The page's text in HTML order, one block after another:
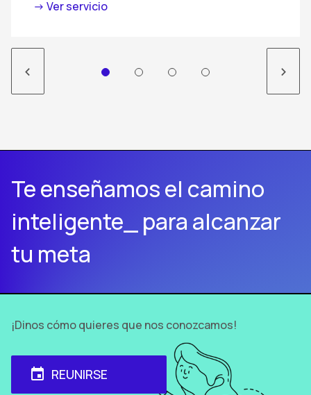
-> Ver servicio
< >
Te enseñamos el camino
inteligente_ para alcanzar
tu meta
¡Dinos cómo quieres que nos conozcamos!
event REUNIRSE